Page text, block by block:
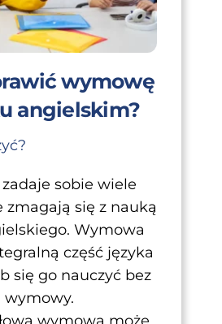
wymowę
angielskim?
sobie wiele
zmagają się z nauką
Wymowa
część języka
się go nauczyć bez
wymowy.